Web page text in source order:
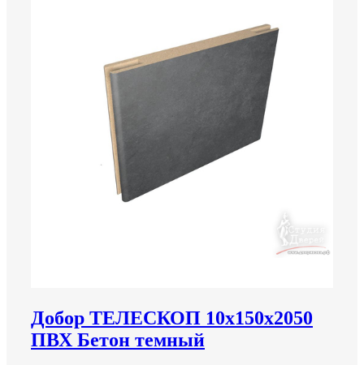
Добор ТЕЛЕСКОП 10х150х2050
ПВХ Бетон темный